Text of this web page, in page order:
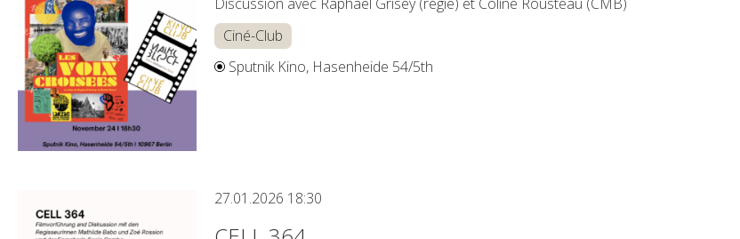
Ciné-Club
Sputnik Kino, Hasenheide 54/5th
27.01.2026 18:30